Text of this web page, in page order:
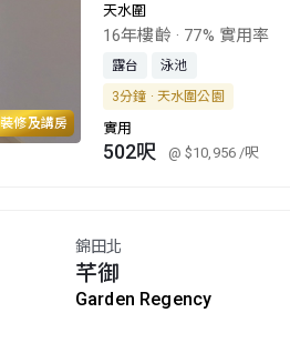
裝修及講房
天水圍
16年樓齡 · 77% 實用率
露台
泳池
3分鐘 · 天水圍公園
實用
502呎 @ $10,956 /呎
錦田北
芊御
Garden Regency